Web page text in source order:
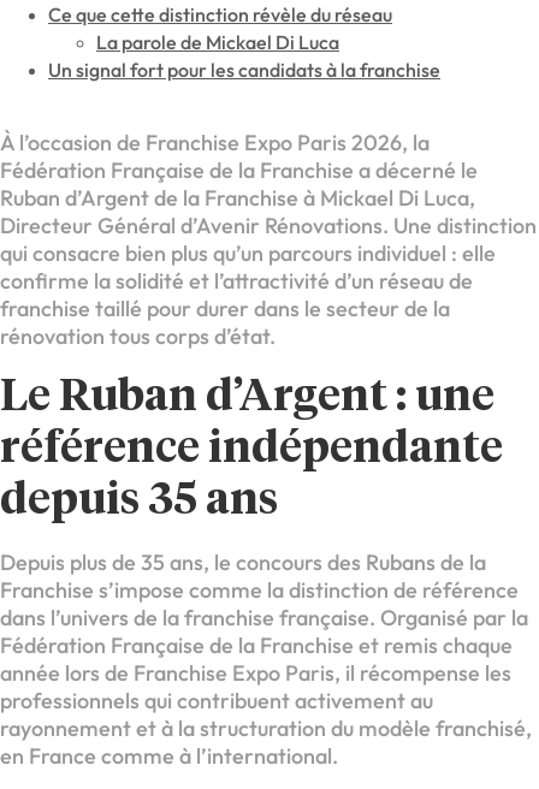
Ce que cette distinction révèle du réseau
La parole de Mickael Di Luca
Un signal fort pour les candidats à la franchise
À l’occasion de Franchise Expo Paris 2026, la
Fédération Française de la Franchise a décerné le
Ruban d’Argent de la Franchise à Mickael Di Luca,
Directeur Général d’Avenir Rénovations. Une distinction
qui consacre bien plus qu’un parcours individuel : elle
confirme la solidité et l’attractivité d’un réseau de
franchise taillé pour durer dans le secteur de la
rénovation tous corps d’état.
Le Ruban d’Argent : une
référence indépendante
depuis 35 ans
Depuis plus de 35 ans, le concours des Rubans de la
Franchise s’impose comme la distinction de référence
dans l’univers de la franchise française. Organisé par la
Fédération Française de la Franchise et remis chaque
année lors de Franchise Expo Paris, il récompense les
professionnels qui contribuent activement au
rayonnement et à la structuration du modèle franchisé,
en France comme à l’international.